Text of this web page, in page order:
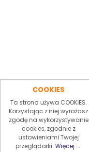
COOKIES
Ta strona używa COOKIES.
Korzystając z niej wyrażasz
zgodę na wykorzystywanie
cookies, zgodnie z
ustawieniami Twojej
przeglądarki. Więcej ....